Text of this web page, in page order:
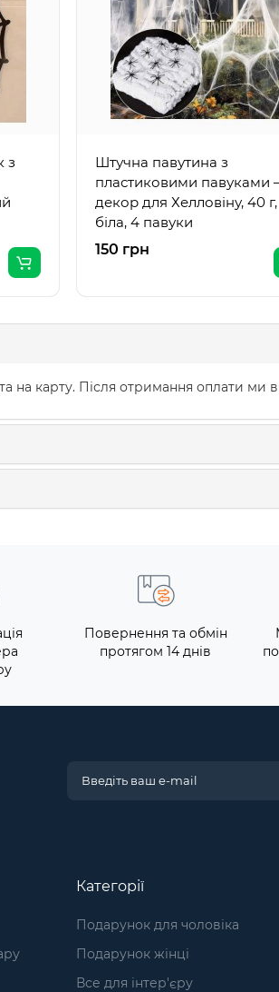
з
Штучна павутина з
пластиковими павуками
декор для Хелловіну, 40 г,
біла, 4 павуки
150 грн
на карту. Після отримання оплати ми
Повернення та обмін
протягом 14 днів
Категорії
Подарунок для чоловіка
Подарунок жінці
Все для інтер'єру